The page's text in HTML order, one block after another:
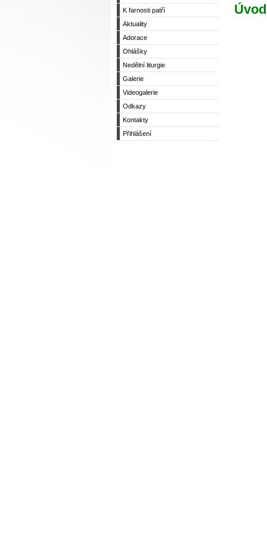
K farnosti patří
Aktuality
Adorace
Ohlášky
Nedělní liturgie
Galerie
Videogalerie
Odkazy
Kontakty
Přihlášení
Úvod